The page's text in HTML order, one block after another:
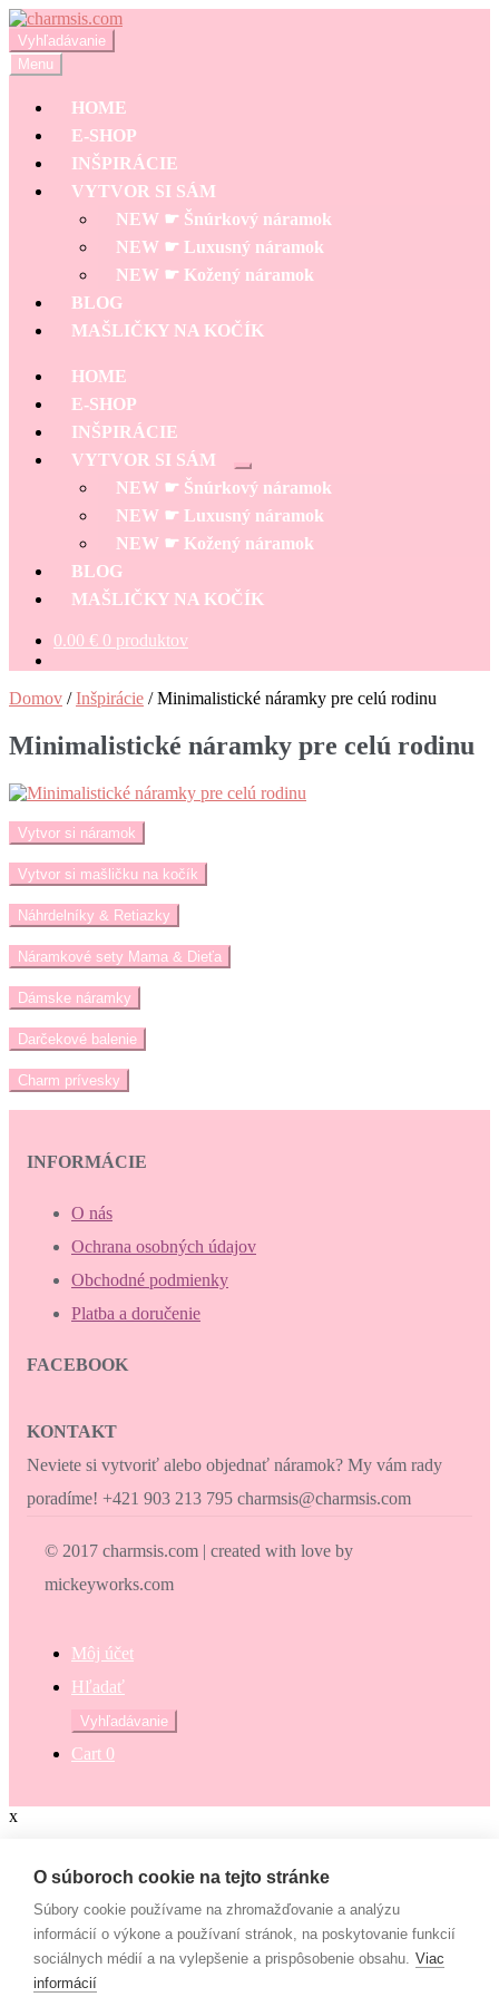
Preskočiť
na
navigáciu
Preskočiť
na
obsah
Hľadať:
Vyhľadávanie
Menu
HOME
E-SHOP
INŠPIRÁCIE
VYTVOR SI SÁM
NEW ☛ Šnúrkový náramok
NEW ☛ Luxusný náramok
NEW ☛ Kožený náramok
BLOG
MAŠLIČKY NA KOČÍK
HOME
E-SHOP
INŠPIRÁCIE
VYTVOR SI SÁM
Rozbaliť
podradené
menu
NEW ☛ Šnúrkový náramok
NEW ☛ Luxusný náramok
NEW ☛ Kožený náramok
BLOG
MAŠLIČKY NA KOČÍK
0.00 € 0 produktov
Domov /Inšpirácie /Minimalistické náramky pre celú rodinu
Minimalistické náramky pre celú rodinu
Vytvor si náramok
Vytvor si mašličku na kočík
Náhrdelníky & Retiazky
Náramkové sety Mama & Dieťa
Dámske náramky
Darčekové balenie
Charm prívesky
INFORMÁCIE
O nás
Ochrana osobných údajov
Obchodné podmienky
Platba a doručenie
FACEBOOK
KONTAKT
Neviete si vytvoriť alebo objednať náramok? My vám rady
poradíme! +421 903 213 795 charmsis@charmsis.com
© 2017 charmsis.com | created with love by
mickeyworks.com
Môj účet
Hľadať
Hľadať:
Vyhľadávanie
Cart 0
x
Zaokrúhli svoj nákup
Zaokrúhli svoj nákup a prispej na dobrú vec. Občianske združenie
Mamy v pohybe pomáha osamelým mamám, ktoré nemajú to šťastie
– mať pri sebe manžela, partnera či blízku rodinu, ktorí by im vedeli
pomôcť. Či už finančne alebo inak. “Lebo každá mama by mala
O súboroch cookie na tejto stránke
Súbory cookie používame na zhromažďovanie a analýzu
informácií o výkone a používaní stránok, na poskytovanie funkcií
sociálnych médií a na vylepšenie a prispôsobenie obsahu. Viac
informácií